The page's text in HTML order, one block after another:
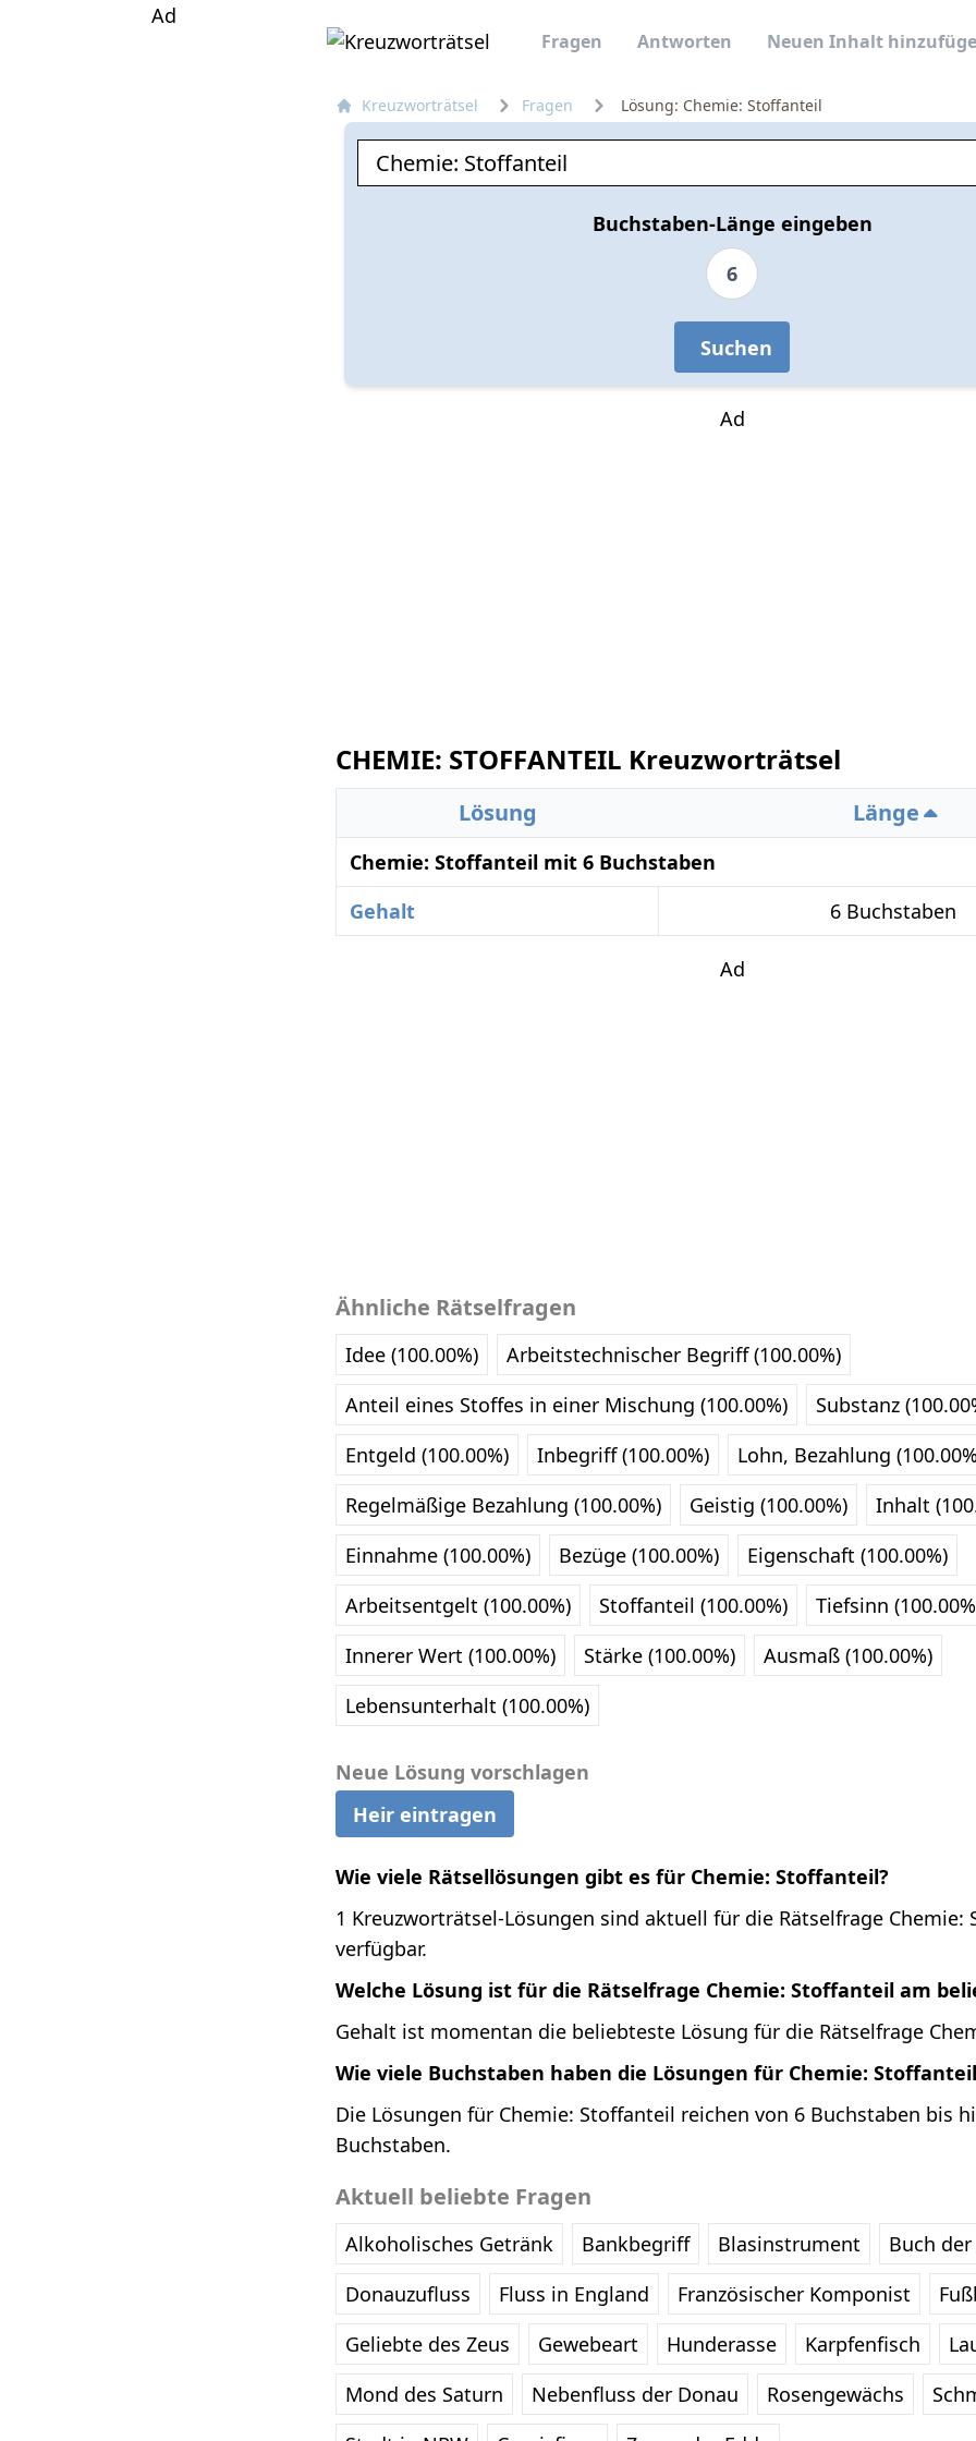
Fragen Antworten Neuen Inhalt
Ad
Kreuzworträtsel Fragen Lösung: Chemie: Stoffanteil
Buchstaben-Länge eingeben
6
Suchen
Ad
CHEMIE: STOFFANTEIL Kreuzworträtsel
Lösung Länge
Chemie: Stoffanteil mit 6 Buchstaben
Gehalt
6 Buchstaben
Ad
Ähnliche Rätselfragen
Idee (100.00%)
Arbeitstechnischer Begriff (100.00%)
Anteil eines Stoffes in einer Mischung (100.00%)
Substanz
Entgeld (100.00%)
Inbegriff (100.00%)
Lohn, Bezahlung
Regelmäßige Bezahlung (100.00%)
Geistig (100.00%)
Inhalt
Einnahme (100.00%)
Bezüge (100.00%)
Eigenschaft (100.00%)
Arbeitsentgelt (100.00%)
Stoffanteil (100.00%)
Tiefsinn
Innerer Wert (100.00%)
Stärke (100.00%)
Ausmaß (100.00%)
Lebensunterhalt (100.00%)
Neue Lösung vorschlagen
Heir eintragen
Wie viele Rätsellösungen gibt es für Chemie: Stoffanteil?
1 Kreuzworträtsel-Lösungen sind aktuell für die Rätselfrage Chemie:
verfügbar.
Welche Lösung ist für die Rätselfrage Chemie: Stoffanteil am
Gehalt ist momentan die beliebteste Lösung für die Rätselfrage
Wie viele Buchstaben haben die Lösungen für Chemie:
Die Lösungen für Chemie: Stoffanteil reichen von 6 Buchstaben bis
Buchstaben.
Aktuell beliebte Fragen
Alkoholisches Getränk Bankbegriff Blasinstrument
Buch
Donauzufluss
Fluss in England Französischer Komponist
Geliebte des Zeus
Gewebeart Hunderasse Karpfenfisch
Mond des Saturn
Nebenfluss der Donau Rosengewächs